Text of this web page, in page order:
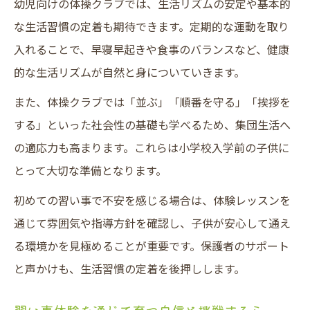
幼児向けの体操クラブでは、生活リズムの安定や基本的
な生活習慣の定着も期待できます。定期的な運動を取り
入れることで、早寝早起きや食事のバランスなど、健康
的な生活リズムが自然と身についていきます。
また、体操クラブでは「並ぶ」「順番を守る」「挨拶を
する」といった社会性の基礎も学べるため、集団生活へ
の適応力も高まります。これらは小学校入学前の子供に
とって大切な準備となります。
初めての習い事で不安を感じる場合は、体験レッスンを
通じて雰囲気や指導方針を確認し、子供が安心して通え
る環境かを見極めることが重要です。保護者のサポート
と声かけも、生活習慣の定着を後押しします。